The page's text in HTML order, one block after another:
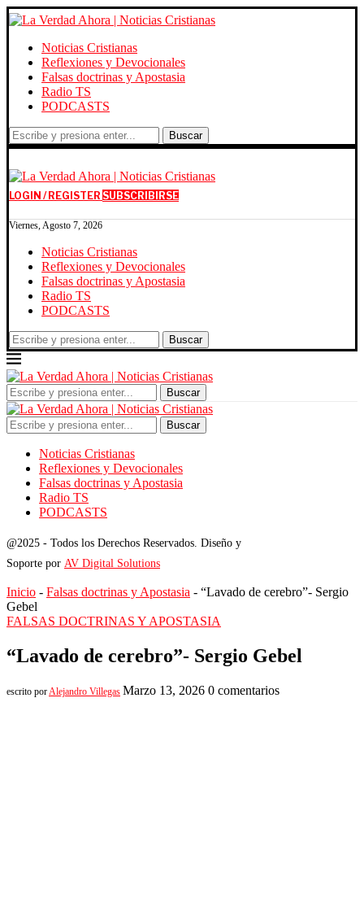
Noticias Cristianas
Reflexiones y Devocionales
Falsas doctrinas y Apostasia
Radio TS
PODCASTS
Buscar
LOGIN / REGISTER SUBSCRIBIRSE
Viernes, Agosto 7, 2026
Noticias Cristianas
Reflexiones y Devocionales
Falsas doctrinas y Apostasia
Radio TS
PODCASTS
Buscar
Buscar
Buscar
Noticias Cristianas
Reflexiones y Devocionales
Falsas doctrinas y Apostasia
Radio TS
PODCASTS
@2025 - Todos los Derechos Reservados. Diseño y
Soporte por AV Digital Solutions
Inicio - Falsas doctrinas y Apostasia - “Lavado de cerebro”- Sergio
Gebel
FALSAS DOCTRINAS Y APOSTASIA
“Lavado de cerebro”- Sergio Gebel
escrito porAlejandro Villegas Marzo 13, 2026 0 comentarios